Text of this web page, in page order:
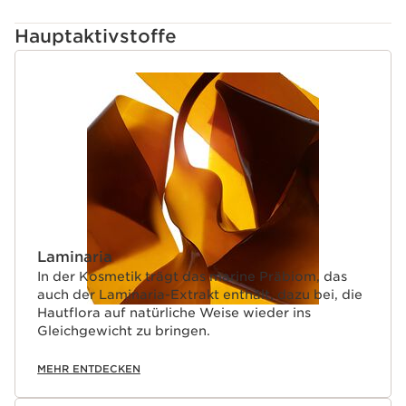
Hauptaktivstoffe
WEITER ZUM INHALT
Laminaria
In der Kosmetik trägt das marine Präbiom, das
auch der Laminaria-Extrakt enthält, dazu bei, die
Hautflora auf natürliche Weise wieder ins
Gleichgewicht zu bringen.
MEHR ENTDECKEN